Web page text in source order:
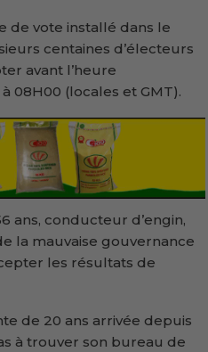
de vote installé dans le
centaines d’électeurs
avant l’heure
08H00 (locales et GMT).
ans, conducteur d’engin,
la mauvaise gouvernance
les résultats de
de 20 ans arrivée depuis
à trouver son bureau de